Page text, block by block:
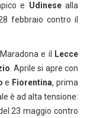
e Udinesealla
febbraio contro il
e il
Lecce
. Aprile si apre con
e Fiorentina, prima
è ad alta tensione:
23 maggio contro